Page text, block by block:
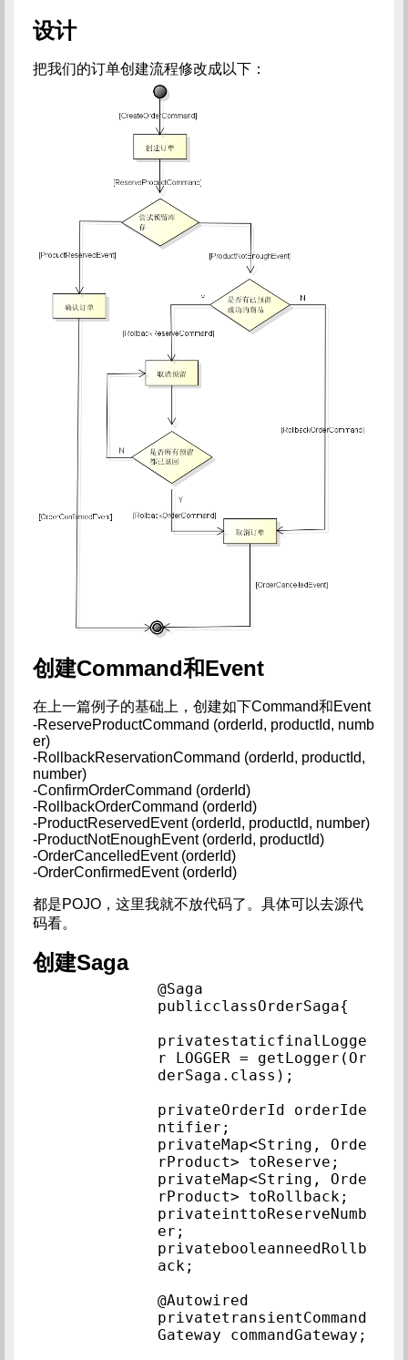
设计
把我们的订单创建流程修改成以下：
创建Command和Event
在上一篇例子的基础上，创建如下Command和Event
-ReserveProductCommand (orderId, productId, numb
er)
-RollbackReservationCommand (orderId, productId,
number)
-ConfirmOrderCommand (orderId)
-RollbackOrderCommand (orderId)
-ProductReservedEvent (orderId, productId, number)
-ProductNotEnoughEvent (orderId, productId)
-OrderCancelledEvent (orderId)
-OrderConfirmedEvent (orderId)
都是POJO，这里我就不放代码了。具体可以去源代
码看。
创建Saga
@Saga
privatestaticfinalLogge
r LOGGER = getLogger(Or
privateOrderId orderIde
ntifier;
privateMap<String, Orde
privateMap<String, Orde
privateinttoReserveNumb
er;
privatebooleanneedRollb
ack;
@Autowired
privatetransientCommand